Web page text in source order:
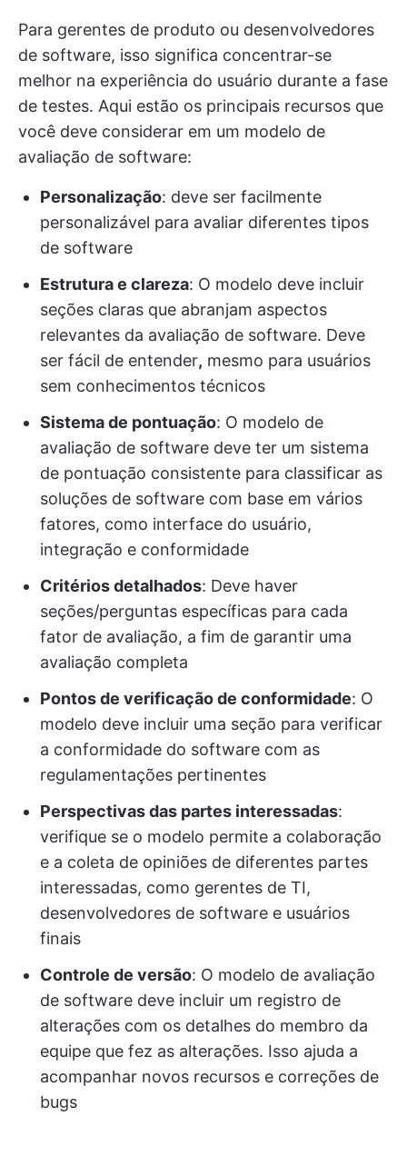
Para gerentes de produto ou desenvolvedores
de software, isso significa concentrar-se
melhor na experiência do usuário durante a fase
de testes. Aqui estão os principais recursos que
você deve considerar em um modelo de
avaliação de software:
Personalização: deve ser facilmente
personalizável para avaliar diferentes tipos
de software
Estrutura e clareza: O modelo deve incluir
seções claras que abranjam aspectos
relevantes da avaliação de software. Deve
ser fácil de entender, mesmo para usuários
sem conhecimentos técnicos
Sistema de pontuação: O modelo de
avaliação de software deve ter um sistema
de pontuação consistente para classificar as
soluções de software com base em vários
fatores, como interface do usuário,
integração e conformidade
Critérios detalhados: Deve haver
seções/perguntas específicas para cada
fator de avaliação, a fim de garantir uma
avaliação completa
Pontos de verificação de conformidade: O
modelo deve incluir uma seção para verificar
a conformidade do software com as
regulamentações pertinentes
Perspectivas das partes interessadas:
verifique se o modelo permite a colaboração
e a coleta de opiniões de diferentes partes
interessadas, como gerentes de TI,
desenvolvedores de software e usuários
finais
Controle de versão: O modelo de avaliação
de software deve incluir um registro de
alterações com os detalhes do membro da
equipe que fez as alterações. Isso ajuda a
acompanhar novos recursos e correções de
bugs